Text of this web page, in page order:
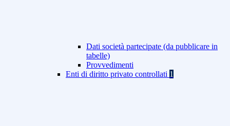
Dati società partecipate (da pubblicare in
tabelle)
Provvedimenti
Enti di diritto privato controllati 1